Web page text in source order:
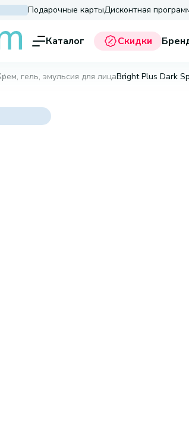
Подарочные картыДисконтная
Каталог Скидки
гель, эмульсия для лицаBright Plus Dark